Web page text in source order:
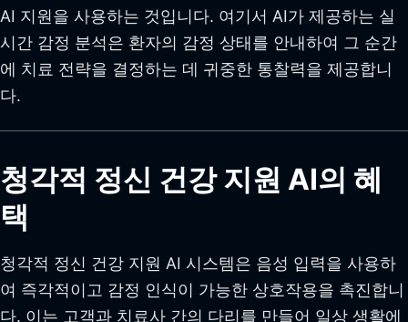
AI 지원을 사용하는 것입니다. 여기서 AI가 제공하는 실
시간 감정 분석은 환자의 감정 상태를 안내하여 그 순간
에 치료 전략을 결정하는 데 귀중한 통찰력을 제공합니
다.
청각적 정신 건강 지원 AI의 혜
택
청각적 정신 건강 지원 AI 시스템은 음성 입력을 사용하
여 즉각적이고 감정 인식이 가능한 상호작용을 촉진합니
다. 이는 고객과 치료사 간의 다리를 만들어 일상 생활에